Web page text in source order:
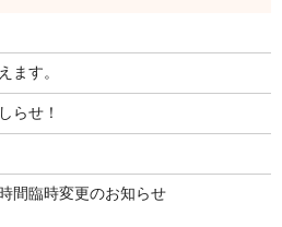
ます。
らせ！
間臨時変更のお知らせ